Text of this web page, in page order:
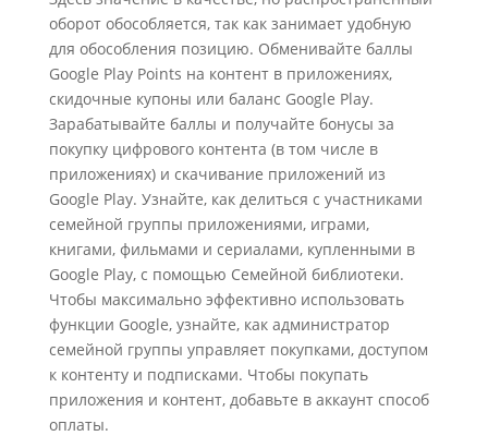
оборот обособляется, так как занимает удобную
для обособления позицию. Обменивайте баллы
Google Play Points на контент в приложениях,
скидочные купоны или баланс Google Play.
Зарабатывайте баллы и получайте бонусы за
покупку цифрового контента (в том числе в
приложениях) и скачивание приложений из
Google Play. Узнайте, как делиться с участниками
семейной группы приложениями, играми,
книгами, фильмами и сериалами, купленными в
Google Play, с помощью Семейной библиотеки.
Чтобы максимально эффективно использовать
функции Google, узнайте, как администратор
семейной группы управляет покупками, доступом
к контенту и подписками. Чтобы покупать
приложения и контент, добавьте в аккаунт способ
оплаты.